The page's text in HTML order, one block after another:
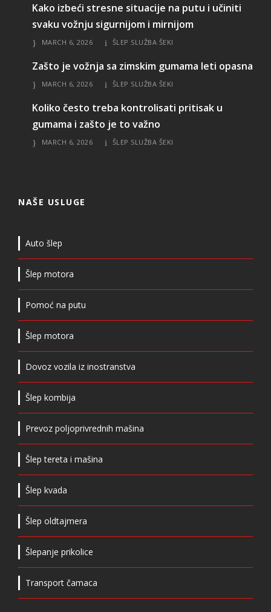
Kako izbeći stresne situacije na putu i učiniti
svaku vožnju sigurnijom i mirnijom
MARCH 6, 2026 ŠLEP SLUŽBA ŠEKI
Zašto je vožnja sa zimskim gumama leti opasna
MARCH 6, 2026 ŠLEP SLUŽBA ŠEKI
Koliko često treba kontrolisati pritisak u
gumama i zašto je to važno
MARCH 6, 2026 ŠLEP SLUŽBA ŠEKI
NAŠE USLUGE
Auto šlep
Šlep motora
Pomoć na putu
Šlep motora
Dovoz vozila iz inostranstva
Šlep kombija
Prevoz poljoprivrednih mašina
Šlep tereta i mašina
Šlep kvada
Šlep oldtajmera
Šlepanje prikolice
Transport čamaca